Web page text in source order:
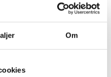
Om
i sygedagpenge?